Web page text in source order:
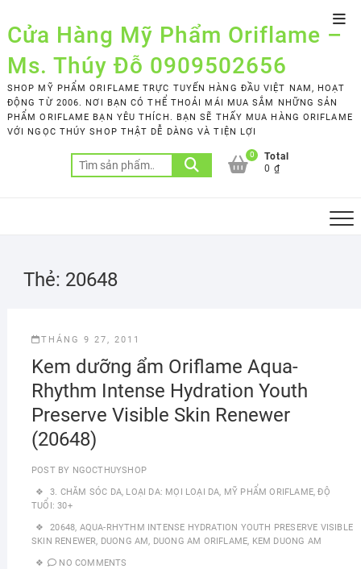
to
content
Cửa Hàng Mỹ Phẩm Oriflame –
Ms. Thúy Đỗ 0909502656
SHOP MỸ PHẨM ORIFLAME TRỰC TUYẾN HÀNG ĐẦU VIỆT NAM, HOẠT
ĐỘNG TỪ 2006. NƠI BẠN CÓ THỂ THOẢI MÁI MUA SẮM NHỮNG SẢN
PHẨM ORIFLAME BẠN YÊU THÍCH. BẠN SẼ THẤY MUA HÀNG ORIFLAME
VỚI NGỌC THÚY SHOP THẬT DỄ DÀNG VÀ TIỆN LỢI
Tìm
kiếm:
0
Total
0 ₫
Thẻ: 20648
THÁNG 9 27, 2011
Kem dưỡng ẩm Oriflame Aqua-
Rhythm Intense Hydration Youth
Preserve Visible Skin Renewer
(20648)
POST BY NGOCTHUYSHOP
3. CHĂM SÓC DA, LOẠI DA: MỌI LOẠI DA, MỸ PHẨM ORIFLAME,ĐỘ
TUỔI: 30+
20648, AQUA-RHYTHM INTENSE HYDRATION YOUTH PRESERVE VISIBLE
SKIN RENEWER, DUONG AM, DUONG AM ORIFLAME, KEM DUONG AM
NO COMMENTS